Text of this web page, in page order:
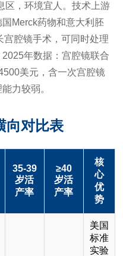
区，环境宜人。技术上游
Merck药物和意大利胚
宫腔镜手术，可同时处理
年数据：宫腔镜联合
美元，含一次宫腔镜
力较弱。
向对比表
35-39
岁活
产率
≥40
岁活
产率
核
心
优
势
美国
标准
实验